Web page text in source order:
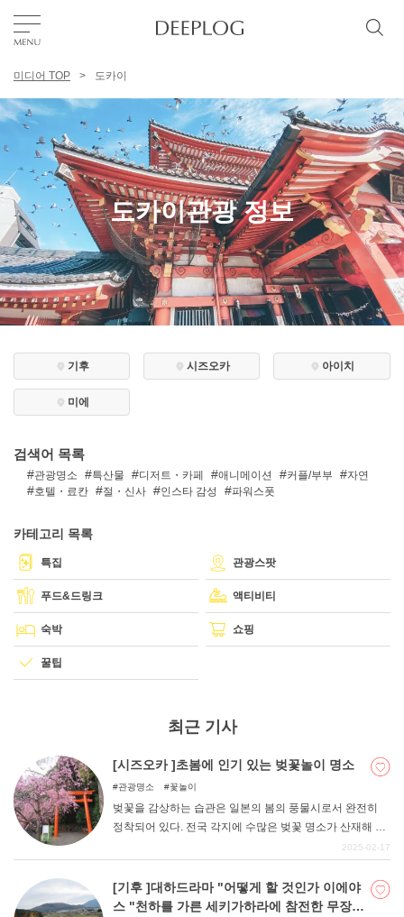
TOP
에리어
카테고리
한국어
DEEPLOG란
개인 정보보호
여행작가 모집
미디어 TOP 도카이
도카이관광 정보
기후 시즈오카 아이치
미에
검색어 목록
관광명소 특산물 디저트・카페 애니메이션 커플/부부
자연
호텔・료칸
절・신사 인스타 감성 파워스폿
카테고리 목록
특집 관광스팟
푸드&드링크 액티비티
숙박 쇼핑
꿀팁
최근 기사
[시즈오카 ]초봄에 인기 있는 벚꽃놀이 명소
관광명소 꽃놀이
벚꽃을 감상하는 습관은 일본의 봄의 풍물시로서 완전히
정착되어 있다. 전국 각지에 수많은 벚꽃 명소가 산재해 있
다. 시즈오카현에도 수많은 벚꽃 명소가 있다. 그 중에서 벚
센마 신사, 니혼다이라 유메테라스, 미시마타이샤, 이즈야
마 신사 등 5곳을 소개합니다.
2025-02-17
[기후 ]대하드라마 "어떻게 할 것인가 이에야
스 "천하를 가른 세키가하라에 참전한 무장의